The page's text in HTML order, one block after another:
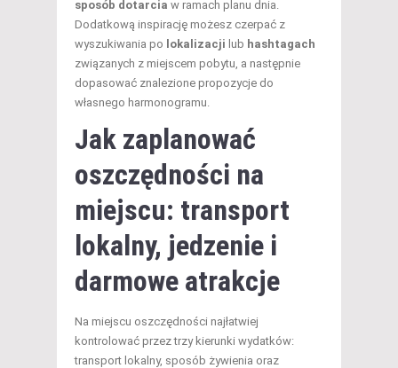
sposób dotarcia w ramach planu dnia.
Dodatkową inspirację możesz czerpać z
wyszukiwania po lokalizacji lub hashtagach
związanych z miejscem pobytu, a następnie
dopasować znalezione propozycje do
własnego harmonogramu.
Jak zaplanować
oszczędności na
miejscu: transport
lokalny, jedzenie i
darmowe atrakcje
Na miejscu oszczędności najłatwiej
kontrolować przez trzy kierunki wydatków:
transport lokalny, sposób żywienia oraz